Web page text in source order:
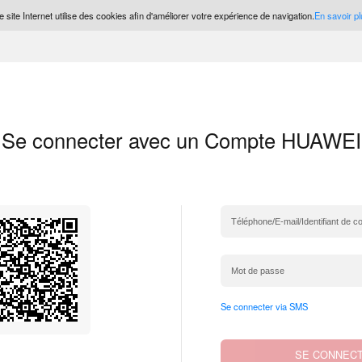
site Internet utilise des cookies afin d'améliorer votre expérience de navigation.En savoir
Se connecter avec un Compte HUAWEI
Se connecter via SMS
SE